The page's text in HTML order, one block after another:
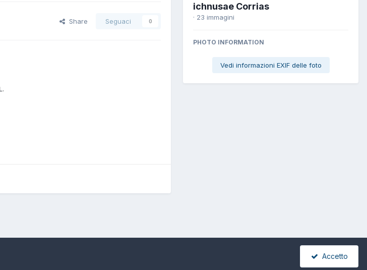
Share Seguaci 0
ichnusae Corrias
· 23 immagini
PHOTO INFORMATION
Vedi informazioni EXIF delle foto
Accetto